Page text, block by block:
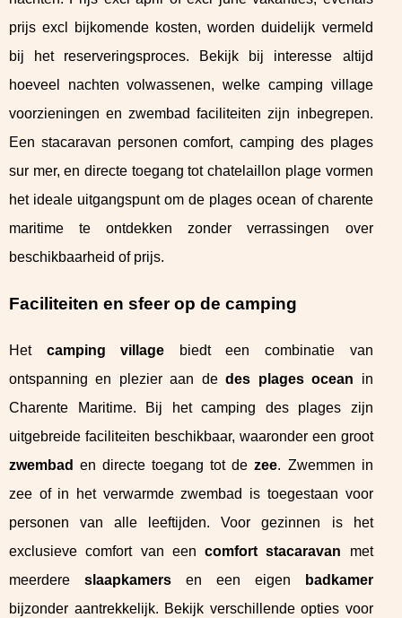
prijs excl bijkomende kosten, worden duidelijk vermeld
bij het reserveringsproces. Bekijk bij interesse altijd
hoeveel nachten volwassenen, welke camping village
voorzieningen en zwembad faciliteiten zijn inbegrepen.
Een stacaravan personen comfort, camping des plages
sur mer, en directe toegang tot chatelaillon plage vormen
het ideale uitgangspunt om de plages ocean of charente
maritime te ontdekken zonder verrassingen over
beschikbaarheid of prijs.
Faciliteiten en sfeer op de camping
Het camping village biedt een combinatie van
ontspanning en plezier aan dedes plages ocean in
Charente Maritime. Bij het camping des plages zijn
uitgebreide faciliteiten beschikbaar, waaronder een groot
zwembad en directe toegang tot dezee. Zwemmen in
zee of in het verwarmde zwembad is toegestaan voor
personen van alle leeftijden. Voor gezinnen is het
exclusieve comfort van eencomfort stacaravan met
meerdere slaapkamersen een eigen
badkamer
bijzonder aantrekkelijk. Bekijk verschillende opties voor